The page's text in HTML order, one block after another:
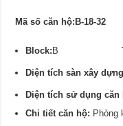
Mã số căn hộ:B-18-32
Block:B
Diện tích sàn xây
Diện tích sử dụng căn
Chi tiết căn hộ: Phòng